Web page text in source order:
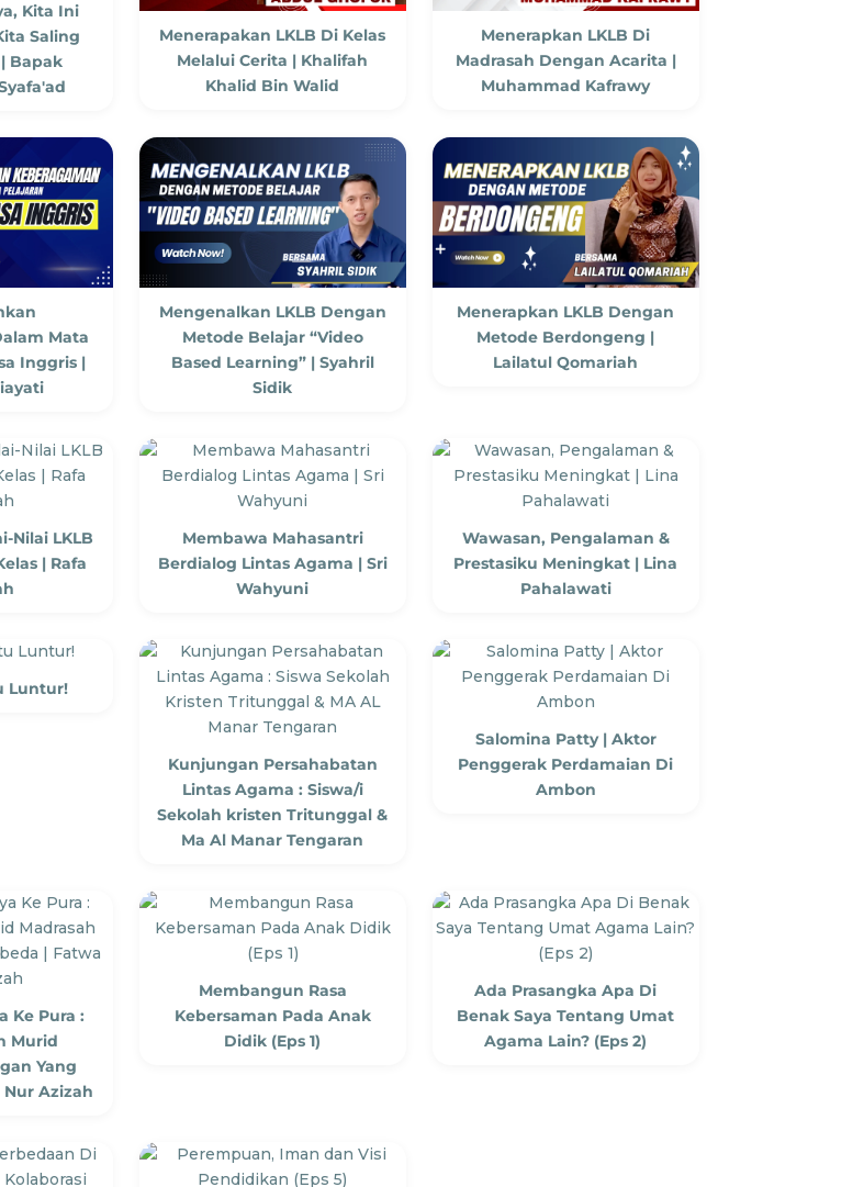
Kita Ini
Saling
Bapak
Menerapakan LKLB Di Kelas
Melalui Cerita | Khalifah
Khalid Bin Walid
Menerapkan LKLB Di
Madrasah Dengan Acarita |
Muhammad Kafrawy
Mata
Inggris |
Mengenalkan LKLB Dengan
Metode Belajar “Video
Based Learning” | Syahril
Sidik
Menerapkan LKLB Dengan
Metode Berdongeng |
Lailatul Qomariah
Nilai LKLB
| Rafa
Membawa Mahasantri
Berdialog Lintas Agama | Sri
Wahyuni
Wawasan, Pengalaman &
Prestasiku Meningkat | Lina
Pahalawati
Luntur!
Kunjungan Persahabatan
Lintas Agama : Siswa/i
Sekolah kristen Tritunggal &
Ma Al Manar Tengaran
Salomina Patty | Aktor
Penggerak Perdamaian Di
Ambon
Ke Pura :
Murid
Yang
Azizah
Membangun Rasa
Kebersaman Pada Anak
Didik (Eps 1)
Ada Prasangka Apa Di
Benak Saya Tentang Umat
Agama Lain? (Eps 2)